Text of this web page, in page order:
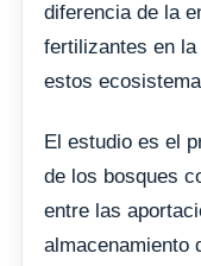
diferencia de la
fertilizantes en
estos
El estudio es el
de los bosques
entre las
almacenamiento